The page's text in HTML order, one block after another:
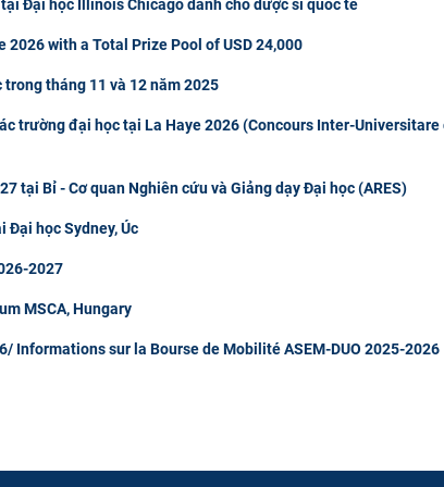
Đại học Illinois Chicago dành cho dược sĩ quốc tế
with a Total Prize Pool of USD 24,000
trong tháng 11 và 12 năm 2025
trường đại học tại La Haye 2026 (Concours Inter-Universitare
tại Bỉ - Cơ quan Nghiên cứu và Giảng dạy Đại học (ARES)
học Sydney, Úc
2027
MSCA, Hungary
Informations sur la Bourse de Mobilité ASEM-DUO 2025-2026